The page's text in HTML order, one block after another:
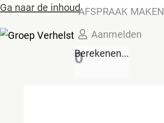
Ga naar de inhoudAFSPRAAK MAKEN
Aanmelden
0
Berekenen...